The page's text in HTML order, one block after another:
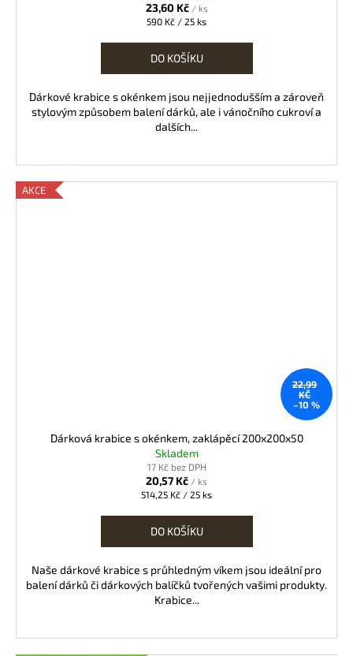
23,60 Kč / ks
Měrná
590 Kč / 25 ks
DO KOŠÍKU
Dárkové krabice s okénkem jsou nejjednodušším a zároveň
stylovým způsobem balení dárků, ale i vánočního cukroví a
dalších...
AKCE
22,99
KČ
–10 %
Dárková krabice s okénkem, zaklápěcí 200x200x50
Skladem
17 Kč bez DPH
20,57 Kč / ks
Měrná
514,25 Kč / 25 ks
DO KOŠÍKU
Naše dárkové krabice s průhledným víkem jsou ideální pro
balení dárků či dárkových balíčků tvořených vašimi produkty.
Krabice...